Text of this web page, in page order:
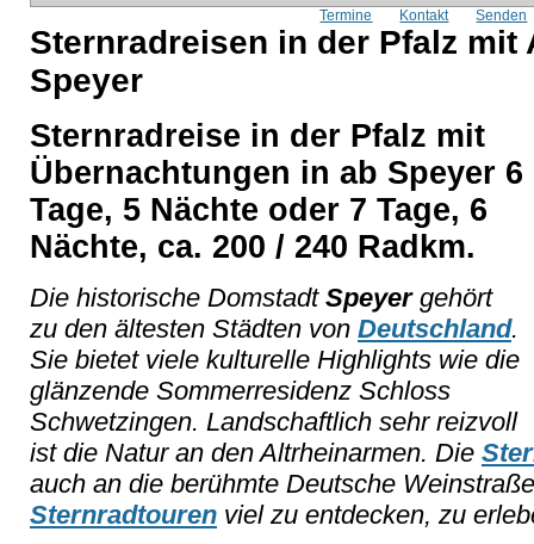
Termine Kontakt Senden
Sternradreisen in der Pfalz mit
Speyer
Sternradreise in der Pfalz mit
Übernachtungen in ab Speyer 6
Tage, 5 Nächte oder 7 Tage, 6
Nächte, ca. 200 / 240 Radkm.
Die historische Domstadt Speyergehört
zu den ältesten Städten von Deutschland.
Sie bietet viele kulturelle Highlights wie die
glänzende Sommerresidenz Schloss
Schwetzingen. Landschaftlich sehr reizvoll
ist die Natur an den Altrheinarmen. Die
auch an die berühmte Deutsche
Sternradtouren viel zu entdecken, zu